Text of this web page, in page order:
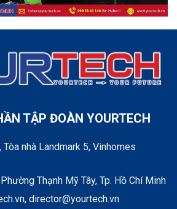
TẬP ĐOÀN YOURTECH
nhà Landmark 5, Vinhomes
Thạnh Mỹ Tây, Tp. Hồ Chí Minh
director@yourtech.vn